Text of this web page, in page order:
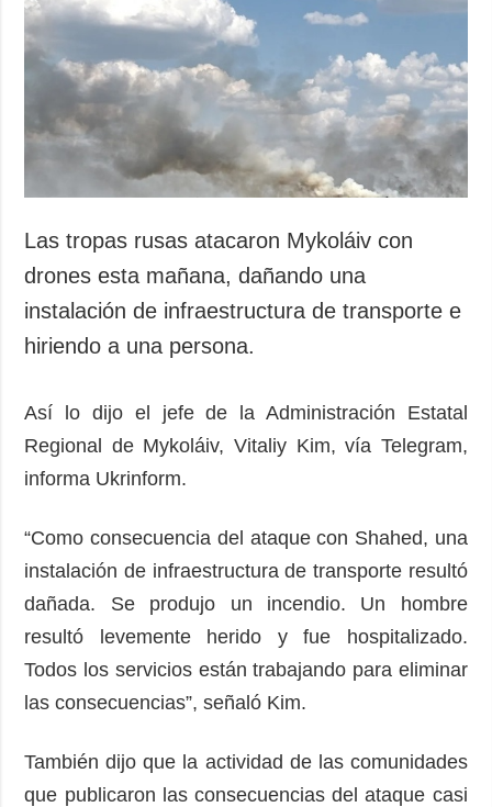
Las tropas rusas atacaron Mykoláiv con
drones esta mañana, dañando una
instalación de infraestructura de transporte e
hiriendo a una persona.
Así lo dijo el jefe de la Administración Estatal
Regional de Mykoláiv, Vitaliy Kim, vía Telegram,
informa Ukrinform.
“Como consecuencia del ataque con Shahed, una
instalación de infraestructura de transporte resultó
dañada. Se produjo un incendio. Un hombre
resultó levemente herido y fue hospitalizado.
Todos los servicios están trabajando para eliminar
las consecuencias”, señaló Kim.
También dijo que la actividad de las comunidades
que publicaron las consecuencias del ataque casi